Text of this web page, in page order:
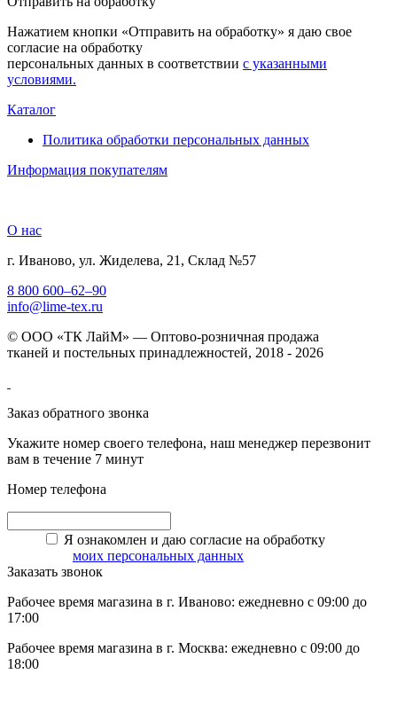
Нажатием кнопки «Отправить на обработку» я даю свое
согласие на обработку
персональных данных в соответствии с указанными
условиями.
Каталог
Политика обработки персональных данных
Информация покупателям
О нас
г. Иваново, ул. Жиделева, 21, Склад №57
8 800 600–62–90
info@lime-tex.ru
© ООО «ТК ЛайМ» — Оптово-розничная продажа
тканей и постельных принадлежностей, 2018 - 2026
Заказ обратного звонка
Укажите номер своего телефона, наш менеджер перезвонит
вам в течение 7 минут
Номер телефона
Я ознакомлен и даю согласие на обработку
моих персональных данных
Заказать звонок
Рабочее время магазина в г. Иваново: ежедневно с 09:00 до
17:00
Рабочее время магазина в г. Москва: ежедневно с 09:00 до
18:00